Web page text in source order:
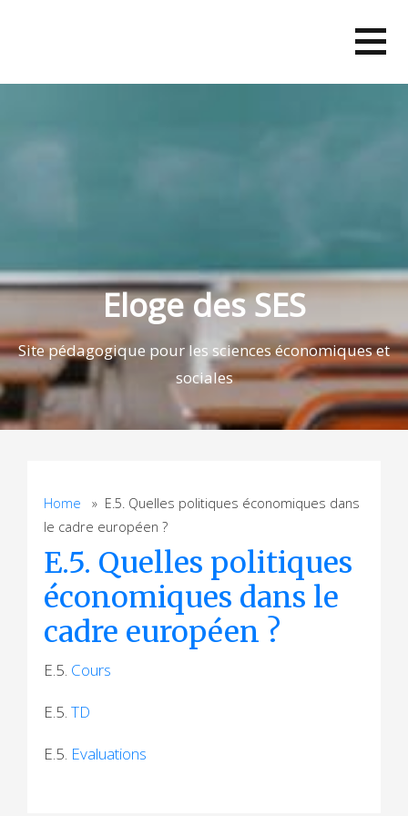
Eloge des SES
Site pédagogique pour les sciences économiques et
sociales
Home » E.5. Quelles politiques économiques dans
le cadre européen ?
E.5. Quelles politiques
économiques dans le
cadre européen ?
E.5. Cours
E.5.TD
E.5. Evaluations